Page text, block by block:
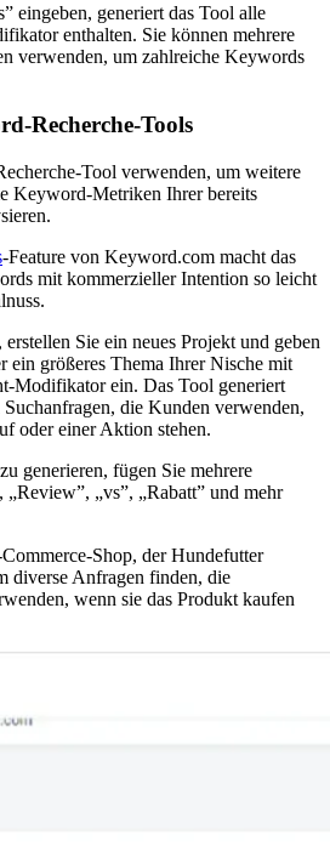
eingeben, generiert das Tool alle
enthalten. Sie können mehrere
verwenden, um zahlreiche Keywords
Recherche-Tools
Tool verwenden, um weitere
Keyword-Metriken Ihrer bereits
-Feature von Keyword.com macht das
mit kommerzieller Intention so leicht
Sie ein neues Projekt und geben
ein größeres Thema Ihrer Nische mit
Modifikator ein. Das Tool generiert
die Kunden verwenden,
oder einer Aktion stehen.
generieren, fügen Sie mehrere
„vs”, „Rabatt” und mehr
Shop, der Hundefutter
diverse Anfragen finden, die
wenn sie das Produkt kaufen